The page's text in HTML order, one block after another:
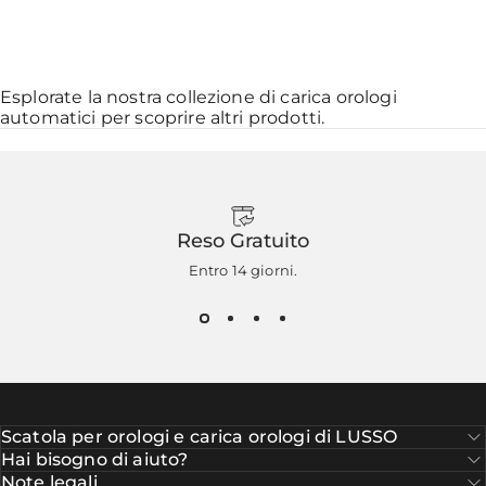
Esplorate la nostra collezione dicarica orologi
automatici per scoprire altri prodotti.
Reso Gratuito
Entro 14 giorni.
Scatola per orologi e carica orologi di LUSSO
Hai bisogno di aiuto?